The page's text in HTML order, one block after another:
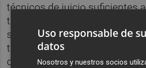
técnicos de juicio suficientes
tomar decisiones en la gestión
sanitaria por un lado y para
todas aquellas mejoras que se
de dichos informes con el fin
Uso responsable de
datos
Nosotros y nuestros socios